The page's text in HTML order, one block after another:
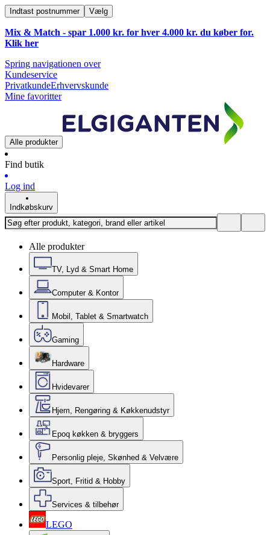
Indtast postnummer Vælg
Mix & Match - spar 1.000 kr. for hver 4.000 kr. du køber for.
Klik her
Spring navigationen over
Kundeservice
PrivatkundeErhvervskunde
Mine favoritter
Alle produkter
Find butik
Log ind
Indkøbskurv
Alle produkter
TV, Lyd & Smart Home
Computer & Kontor
Mobil, Tablet & Smartwatch
Gaming
Hardware
Hvidevarer
Hjem, Rengøring & Køkkenudstyr
Epoq køkken & bryggers
Personlig pleje, Skønhed & Velvære
Sport, Fritid & Hobby
Services & tilbehør
LEGO